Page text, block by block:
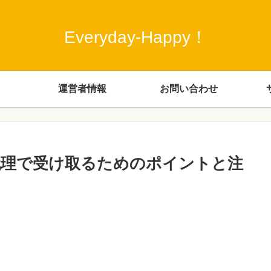
Everyday-Happy！
運営者情報 お問い合わせ
で受け取るためのポイントと注